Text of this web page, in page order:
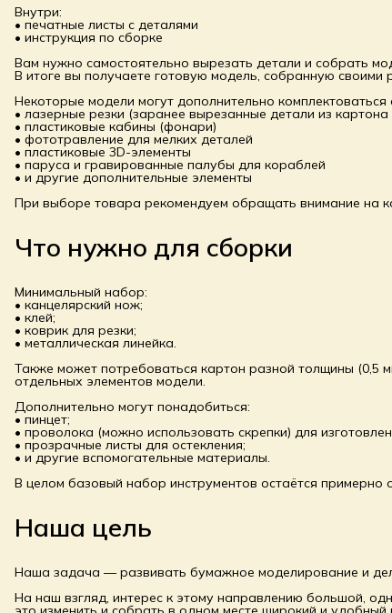
Внутри:
• печатные листы с деталями
• инструкция по сборке
Вам нужно самостоятельно вырезать детали и собрать
В итоге вы получаете готовую модель, собранную своими
Некоторые модели могут дополнительно
• лазерные резки (заранее вырезанные детали из
• пластиковые кабины (фонари)
• фототравление для мелких деталей
• пластиковые 3D-элементы
• паруса и гравированные палубы для кораблей
• и другие дополнительные элементы
При выборе товара рекомендуем обращать внимание на
Что нужно для сборки
Минимальный набор:
• канцелярский нож;
• клей;
• коврик для резки;
• металлическая линейка.
Также может потребоваться картон разной толщины (0,5
отдельных элементов модели.
Дополнительно могут понадобиться:
• пинцет;
• проволока (можно использовать скрепки) для
• прозрачные листы для остекления;
• и другие вспомогательные материалы.
В целом базовый набор инструментов остаётся
Наша цель
Наша задача — развивать бумажное моделирование и
На наш взгляд, интерес к этому направлению большой,